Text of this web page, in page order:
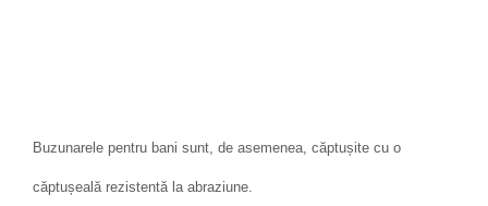
Buzunarele pentru bani sunt, de asemenea, căptușite cu o
căptușeală rezistentă la abraziune.